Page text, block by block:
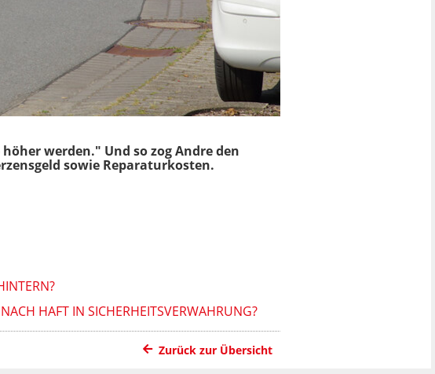
werden." Und so zog Andre den
sowie Reparaturkosten.
HAFT IN SICHERHEITSVERWAHRUNG?
Zurück zur Übersicht